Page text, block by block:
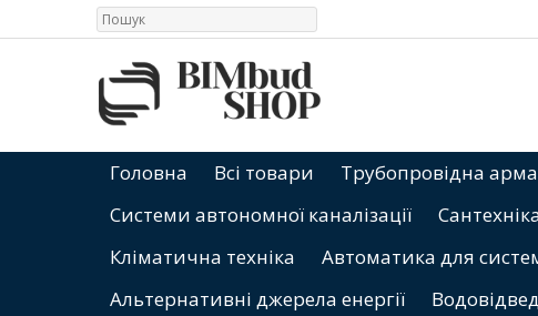
Головна Всі товари Трубопровідна
Системи автономної каналізації
Кліматична техніка
Автоматика для
Альтернативні джерела енергії